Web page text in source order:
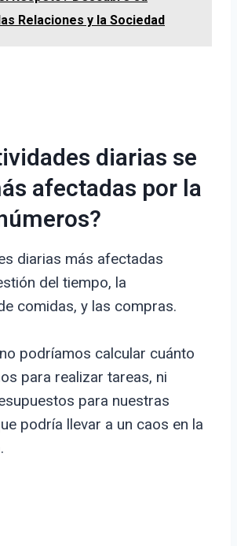
Relaciones y la Sociedad
diarias se
afectadas por la
diarias más afectadas
del tiempo, la
comidas, y las compras.
podríamos calcular cuánto
para realizar tareas, ni
para nuestras
podría llevar a un caos en la